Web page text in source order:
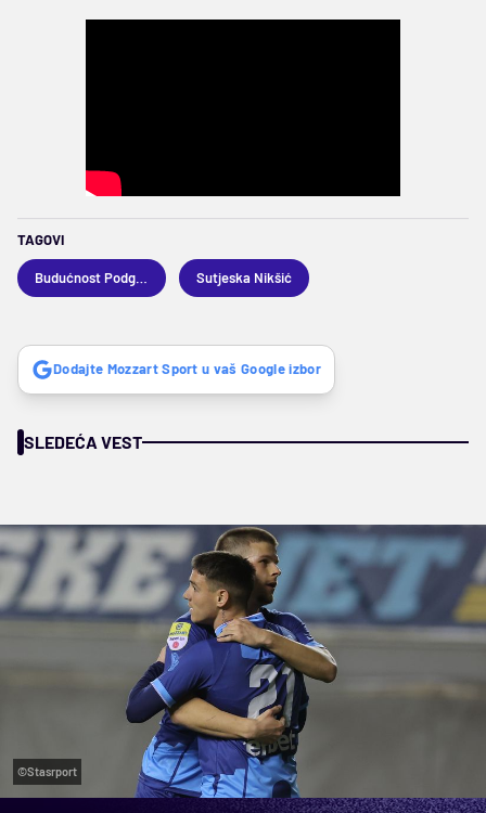
TAGOVI
Sutjeska Nikšić
Dodajte Mozzart Sport u vaš Google izbor
SLEDEĆA VEST
©Stasrport